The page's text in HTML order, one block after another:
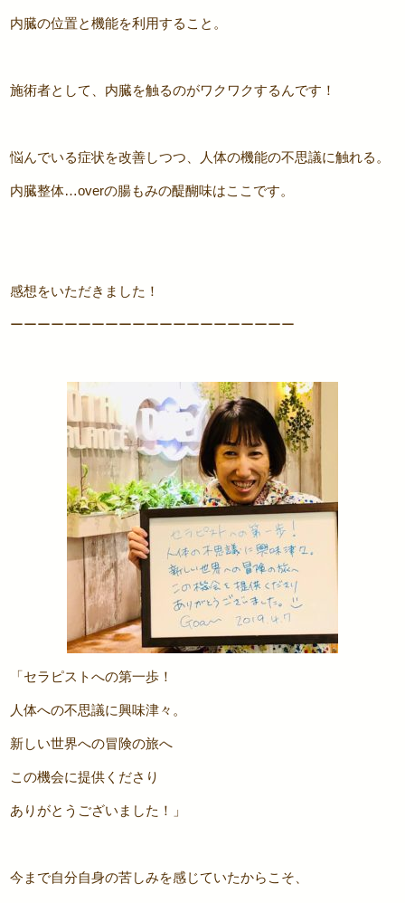
内臓の位置と機能を利用すること。
施術者として、内臓を触るのがワクワクするんです！
悩んでいる症状を改善しつつ、人体の機能の不思議に触れる。
内臓整体…overの腸もみの醍醐味はここです。
感想をいただきました！
ーーーーーーーーーーーーーーーーーーーーー
「セラピストへの第一歩！
人体への不思議に興味津々。
新しい世界への冒険の旅へ
この機会に提供くださり
ありがとうございました！」
今まで自分自身の苦しみを感じていたからこそ、